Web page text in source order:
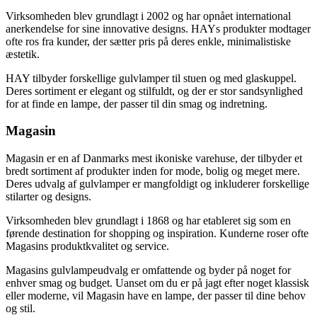
Virksomheden blev grundlagt i 2002 og har opnået international
anerkendelse for sine innovative designs. HAYs produkter modtager
ofte ros fra kunder, der sætter pris på deres enkle, minimalistiske
æstetik.
HAY tilbyder forskellige gulvlamper til stuen og med glaskuppel.
Deres sortiment er elegant og stilfuldt, og der er stor sandsynlighed
for at finde en lampe, der passer til din smag og indretning.
Magasin
Magasin er en af Danmarks mest ikoniske varehuse, der tilbyder et
bredt sortiment af produkter inden for mode, bolig og meget mere.
Deres udvalg af gulvlamper er mangfoldigt og inkluderer forskellige
stilarter og designs.
Virksomheden blev grundlagt i 1868 og har etableret sig som en
førende destination for shopping og inspiration. Kunderne roser ofte
Magasins produktkvalitet og service.
Magasins gulvlampeudvalg er omfattende og byder på noget for
enhver smag og budget. Uanset om du er på jagt efter noget klassisk
eller moderne, vil Magasin have en lampe, der passer til dine behov
og stil.